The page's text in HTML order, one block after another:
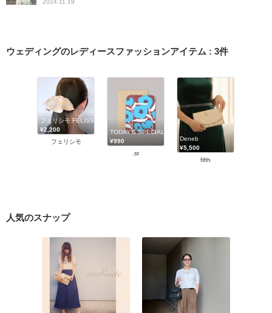
2024.11.19
ウェディングのレディースファッションアイテム : 3件
フェリシモ FELISSIMO
¥2,200
フェリシモ
TODAY'S SPECIAL
¥990
.st
Deneb
¥5,500
fifth
人気のスナップ